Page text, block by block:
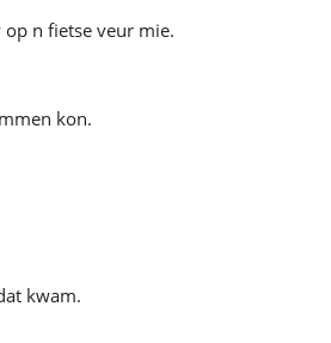
op n fietse veur mie.
kon.
kwam.